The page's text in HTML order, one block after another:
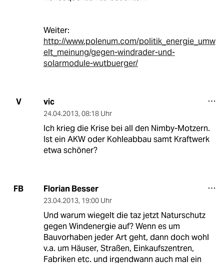
Weiter:
http://www.polenum.com/politik_energie_umw
elt_meinung/gegen-windrader-und-
solarmodule-wutbuerger/
V vic
24.04.2013, 08:18 Uhr
Ich krieg die Krise bei all den Nimby-Motzern.
Ist ein AKW oder Kohleabbau samt Kraftwerk
etwa schöner?
FB Florian Besser
23.04.2013, 19:00 Uhr
Und warum wiegelt die taz jetzt Naturschutz
gegen Windenergie auf? Wenn es um
Bauvorhaben jeder Art geht, dann doch wohl
v.a. um Häuser, Straßen, Einkaufszentren,
Fabriken etc. und irgendwann auch mal ein